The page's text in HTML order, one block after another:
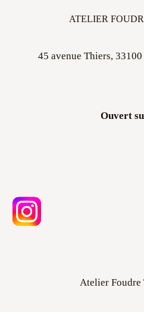
ATELIER
45 avenue Thiers,
Ouvert
Atelier Foudre